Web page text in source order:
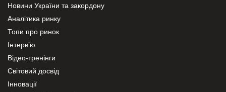
Новини України та закордону
Аналітика ринку
Топи про ринок
Інтерв’ю
Відео-тренінги
Світовий досвід
Інновації